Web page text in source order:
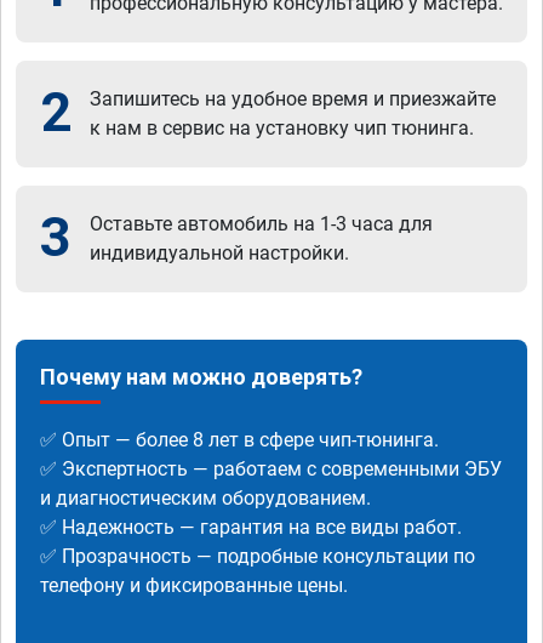
2
Запишитесь на удобное время и приезжайте
к нам в сервис на установку чип тюнинга.
3
Оставьте автомобиль на 1-3 часа для
индивидуальной настройки.
Почему нам можно доверять?
✅ Опыт — более 8 лет в сфере чип-тюнинга.
✅ Экспертность — работаем с современными ЭБУ
и диагностическим оборудованием.
✅ Надежность — гарантия на все виды работ.
✅ Прозрачность — подробные консультации по
телефону и фиксированные цены.